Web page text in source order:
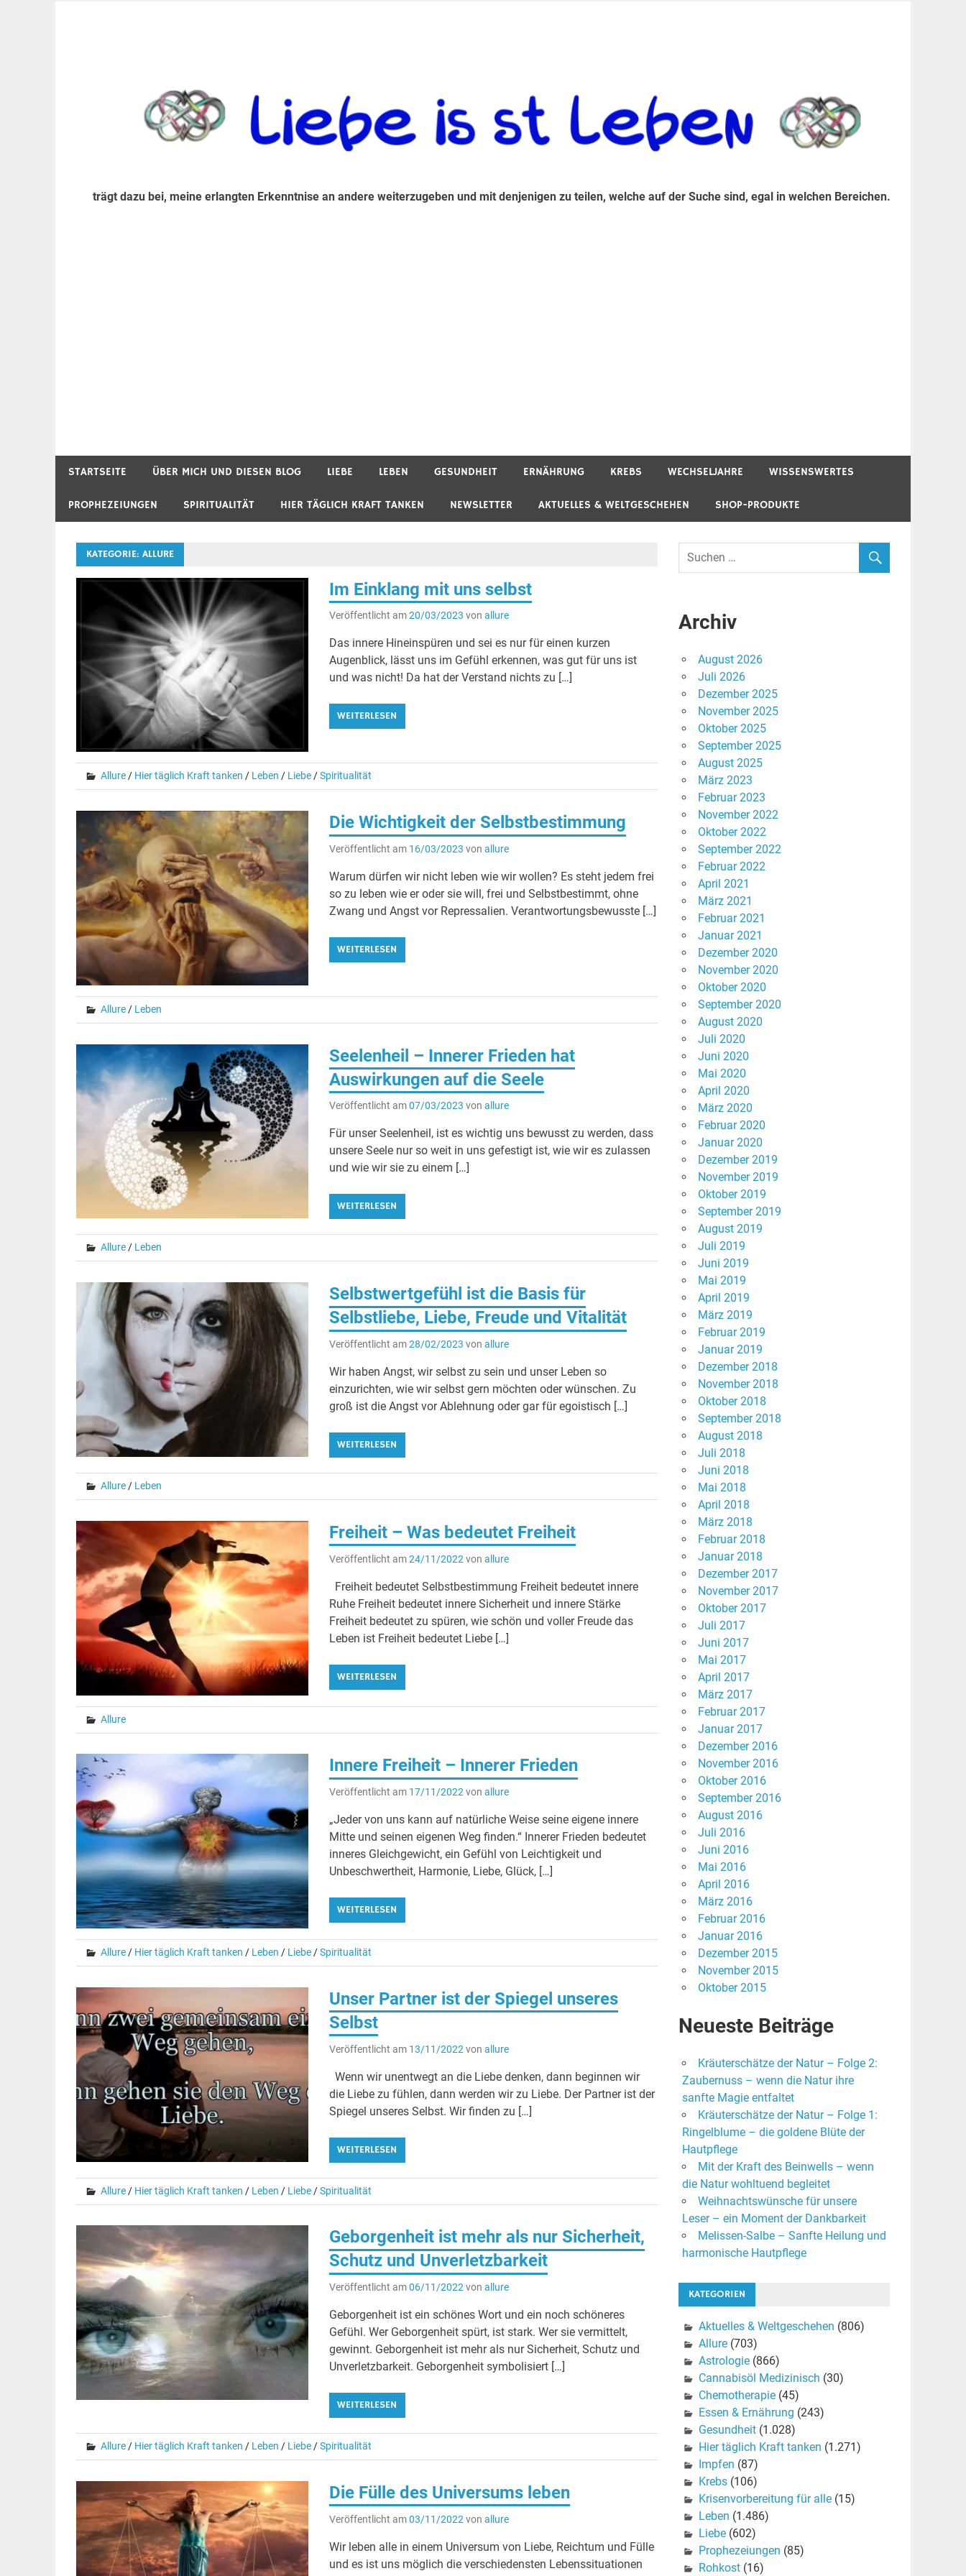
trägt dazu bei, meine erlangten Erkenntnise an andere weiterzugeben und mit denjenigen zu teilen, welche auf der Suche sind, egal in welchen Bereichen.
STARTSEITE ÜBER MICH UND DIESEN BLOG LIEBE LEBEN GESUNDHEIT ERNÄHRUNG KREBS WECHSELJAHRE WISSENSWERTES
PROPHEZEIUNGEN SPIRITUALITÄT HIER TÄGLICH KRAFT TANKEN NEWSLETTER AKTUELLES & WELTGESCHEHEN SHOP-PRODUKTE
KATEGORIE: ALLURE
Im Einklang mit uns selbst
Veröffentlicht am20/03/2023 vonallure
Das innere Hineinspüren und sei es nur für einen kurzen
Augenblick, lässt uns im Gefühl erkennen, was gut für uns ist
und was nicht! Da hat der Verstand nichts zu […]
WEITERLESEN
Allure/ Hier täglich Kraft tanken / Leben / Liebe/Spiritualität
Die Wichtigkeit der Selbstbestimmung
Veröffentlicht am 16/03/2023 vonallure
Warum dürfen wir nicht leben wie wir wollen? Es steht jedem frei
so zu leben wie er oder sie will, frei und Selbstbestimmt, ohne
Zwang und Angst vor Repressalien. Verantwortungsbewusste […]
WEITERLESEN
Allure/ Leben
Seelenheil – Innerer Frieden hat
Auswirkungen auf die Seele
Veröffentlicht am07/03/2023 vonallure
Für unser Seelenheil, ist es wichtig uns bewusst zu werden, dass
unsere Seele nur so weit in uns gefestigt ist, wie wir es zulassen
und wie wir sie zu einem […]
WEITERLESEN
Allure/ Leben
Selbstwertgefühl ist die Basis für
Selbstliebe, Liebe, Freude und Vitalität
Veröffentlicht am28/02/2023 vonallure
Wir haben Angst, wir selbst zu sein und unser Leben so
einzurichten, wie wir selbst gern möchten oder wünschen. Zu
groß ist die Angst vor Ablehnung oder gar für egoistisch […]
WEITERLESEN
Allure/ Leben
Freiheit – Was bedeutet Freiheit
Veröffentlicht am24/11/2022 vonallure
Freiheit bedeutet Selbstbestimmung Freiheit bedeutet innere
Ruhe Freiheit bedeutet innere Sicherheit und innere Stärke
Freiheit bedeutet zu spüren, wie schön und voller Freude das
Leben ist Freiheit bedeutet Liebe […]
WEITERLESEN
Allure
Innere Freiheit – Innerer Frieden
Veröffentlicht am 17/11/2022 vonallure
„Jeder von uns kann auf natürliche Weise seine eigene innere
Mitte und seinen eigenen Weg finden.“ Innerer Frieden bedeutet
inneres Gleichgewicht, ein Gefühl von Leichtigkeit und
Unbeschwertheit, Harmonie, Liebe, Glück, […]
WEITERLESEN
Allure/ Hier täglich Kraft tanken / Leben / Liebe/Spiritualität
Unser Partner ist der Spiegel unseres
Selbst
Veröffentlicht am 13/11/2022 vonallure
Wenn wir unentwegt an die Liebe denken, dann beginnen wir
die Liebe zu fühlen, dann werden wir zu Liebe. Der Partner ist der
Spiegel unseres Selbst. Wir finden zu […]
WEITERLESEN
Allure/ Hier täglich Kraft tanken / Leben / Liebe/Spiritualität
Geborgenheit ist mehr als nur Sicherheit,
Schutz und Unverletzbarkeit
Veröffentlicht am06/11/2022vonallure
Geborgenheit ist ein schönes Wort und ein noch schöneres
Gefühl. Wer Geborgenheit spürt, ist stark. Wer sie vermittelt,
gewinnt. Geborgenheit ist mehr als nur Sicherheit, Schutz und
Unverletzbarkeit. Geborgenheit symbolisiert […]
WEITERLESEN
Allure/ Hier täglich Kraft tanken / Leben / Liebe/Spiritualität
Die Fülle des Universums leben
Veröffentlicht am03/11/2022 vonallure
Wir leben alle in einem Universum von Liebe, Reichtum und Fülle
und es ist uns möglich die verschiedensten Lebenssituationen
Archiv
August 2026
Juli 2026
Dezember 2025
November 2025
Oktober 2025
September 2025
August 2025
März 2023
Februar 2023
November 2022
Oktober 2022
September 2022
Februar 2022
April 2021
März 2021
Februar 2021
Januar 2021
Dezember 2020
November 2020
Oktober 2020
September 2020
August 2020
Juli 2020
Juni 2020
Mai 2020
April 2020
März 2020
Februar 2020
Januar 2020
Dezember 2019
November 2019
Oktober 2019
September 2019
August 2019
Juli 2019
Juni 2019
Mai 2019
April 2019
März 2019
Februar 2019
Januar 2019
Dezember 2018
November 2018
Oktober 2018
September 2018
August 2018
Juli 2018
Juni 2018
Mai 2018
April 2018
März 2018
Februar 2018
Januar 2018
Dezember 2017
November 2017
Oktober 2017
Juli 2017
Juni 2017
Mai 2017
April 2017
März 2017
Februar 2017
Januar 2017
Dezember 2016
November 2016
Oktober 2016
September 2016
August 2016
Juli 2016
Juni 2016
Mai 2016
April 2016
März 2016
Februar 2016
Januar 2016
Dezember 2015
November 2015
Oktober 2015
Neueste Beiträge
Kräuterschätze der Natur – Folge 2:
Zaubernuss – wenn die Natur ihre
sanfte Magie entfaltet
Kräuterschätze der Natur – Folge 1:
Ringelblume – die goldene Blüte der
Hautpflege
Mit der Kraft des Beinwells – wenn
die Natur wohltuend begleitet
Weihnachtswünsche für unsere
Leser – ein Moment der Dankbarkeit
Melissen-Salbe – Sanfte Heilung und
harmonische Hautpflege
KATEGORIEN
Aktuelles & Weltgeschehen (806)
Allure(703)
Astrologie(866)
Cannabisöl Medizinisch (30)
Chemotherapie(45)
Essen & Ernährung (243)
Gesundheit(1.028)
Hier täglich Kraft tanken (1.271)
Impfen (87)
Krebs(106)
Krisenvorbereitung für alle(15)
Leben (1.486)
Liebe(602)
Prophezeiungen (85)
Rohkost(16)